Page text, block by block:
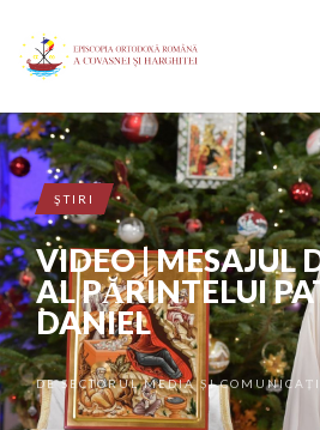
ŞTIRI
VIDEO | MESAJUL
AL PĂRINTELUI
DANIEL
DESECTORUL MEDIA ȘI